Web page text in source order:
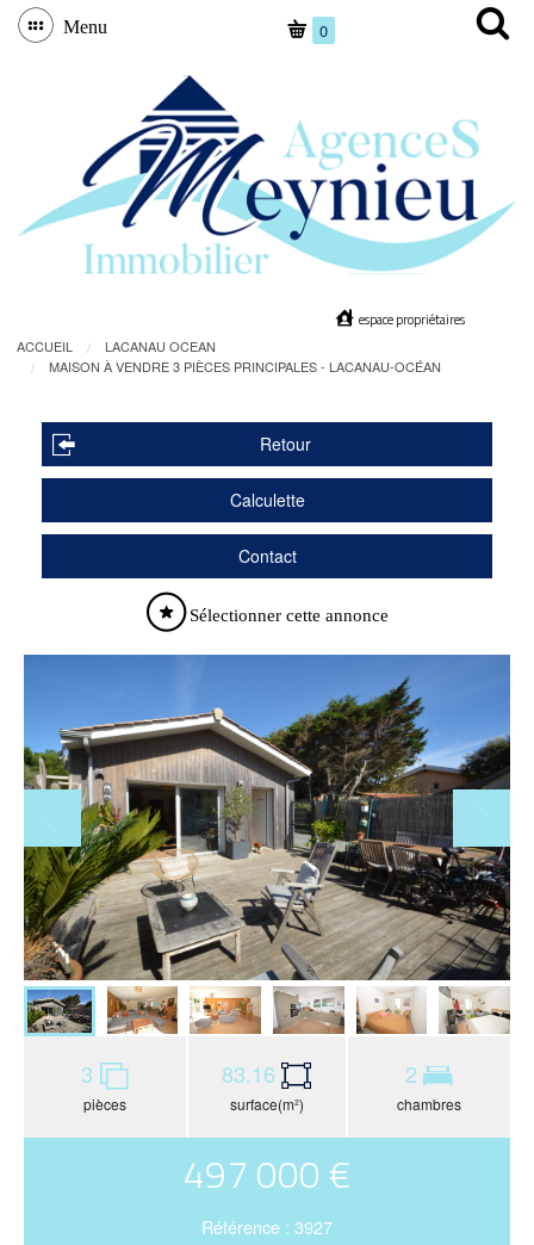
Menu 0
espace propriétaires
ACCUEIL
LACANAU OCEAN
MAISON À VENDRE 3 PIÈCES PRINCIPALES - LACANAU-OCÉAN
Retour
Calculette
Contact
Sélectionner cette annonce
3
pièces
83.16
surface(m²)
2
chambres
497 000 €
Référence : 3927